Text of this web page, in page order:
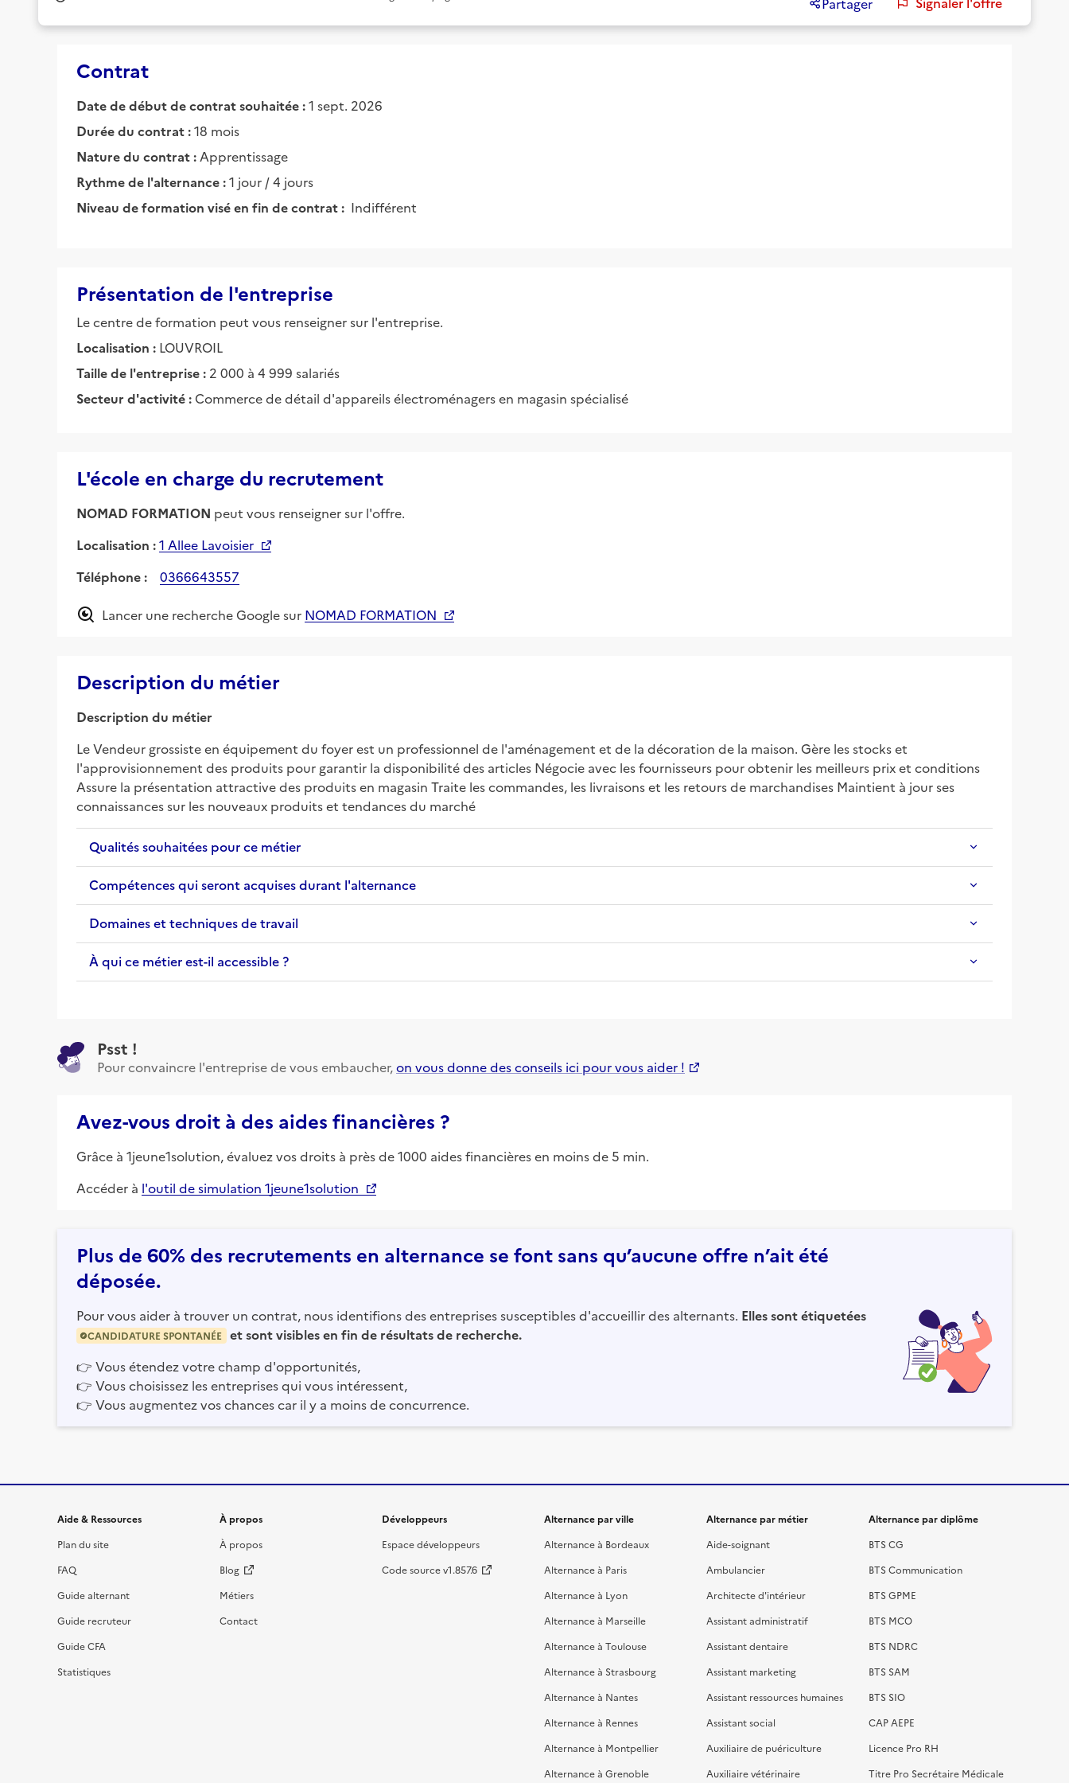
Contrat
Date de début de contrat souhaitée :1 sept. 2026
Durée du contrat :18 mois
Nature du contrat : Apprentissage
Rythme de l'alternance :1 jour / 4 jours
Niveau de formation visé en fin de contrat : Indifférent
Présentation de l'entreprise
Le centre de formation peut vous renseigner sur l'entreprise.
Localisation : LOUVROIL
Taille de l'entreprise : 2 000 à 4 999 salariés
Secteur d'activité : Commerce de détail d'appareils électroménagers en magasin spécialisé
L'école en charge du recrutement
NOMAD FORMATION peut vous renseigner sur l'offre.
Localisation :1 Allee Lavoisier
Téléphone :
0366643557
Lancer une recherche Google sur NOMAD FORMATION
Description du métier
Description du métier
Le Vendeur grossiste en équipement du foyer est un professionnel de l'aménagement et de la décoration de la maison. Gère les stocks et
l'approvisionnement des produits pour garantir la disponibilité des articles Négocie avec les fournisseurs pour obtenir les meilleurs prix et conditions
Assure la présentation attractive des produits en magasin Traite les commandes, les livraisons et les retours de marchandises Maintient à jour ses
connaissances sur les nouveaux produits et tendances du marché
Qualités souhaitées pour ce métier
Compétences qui seront acquises durant l'alternance
Domaines et techniques de travail
À qui ce métier est-il accessible ?
Psst !
Pour convaincre l'entreprise de vous embaucher,on vous donne des conseils ici pour vous aider !
Avez-vous droit à des aides financières ?
Grâce à 1jeune1solution, évaluez vos droits à près de 1000 aides financières en moins de 5 min.
Accéder à l'outil de simulation 1jeune1solution
Plus de 60% des recrutements en alternance se font sans qu’aucune offre n’ait été
déposée.
Pour vous aider à trouver un contrat, nous identifions des entreprises susceptibles d'accueillir des alternants. Elles sont étiquetées
CANDIDATURE SPONTANÉE
et sont visibles en fin de résultats de recherche.
👉 Vous étendez votre champ d'opportunités,
👉 Vous choisissez les entreprises qui vous intéressent,
👉 Vous augmentez vos chances car il y a moins de concurrence.
Informations et liens du site
Aide & Ressources
Plan du site
FAQ
Guide alternant
Guide recruteur
Guide CFA
Statistiques
À propos
À propos
Blog
Métiers
Contact
Développeurs
Espace développeurs
Code source v1.857.6
Alternance par ville
Alternance à Bordeaux
Alternance à Paris
Alternance à Lyon
Alternance à Marseille
Alternance à Toulouse
Alternance à Strasbourg
Alternance à Nantes
Alternance à Rennes
Alternance à Montpellier
Alternance à Grenoble
Alternance par métier
Aide-soignant
Ambulancier
Architecte d'intérieur
Assistant administratif
Assistant dentaire
Assistant marketing
Assistant ressources humaines
Assistant social
Auxiliaire de puériculture
Auxiliaire vétérinaire
Alternance par diplôme
BTS CG
BTS Communication
BTS GPME
BTS MCO
BTS NDRC
BTS SAM
BTS SIO
CAP AEPE
Licence Pro RH
Titre Pro Secrétaire Médicale